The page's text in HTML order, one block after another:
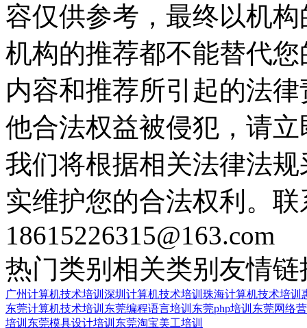
容仅供参考，最终以机
机构的推荐都不能替代
内容和推荐所引起的法
他合法权益被侵犯，请
我们将根据相关法律法
实维护您的合法权利。
18615226315@163.com
热门类别 相关类别 友情链
广州计算机技术培训 深圳计算机技术培训 珠海计算机技术培训
东莞计算机技术培训 东莞编程语言培训 东莞php培训 东莞网络
培训 东莞模具设计培训 东莞淘宝美工培训